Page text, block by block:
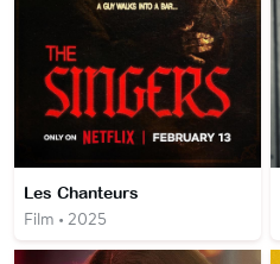
Les Chanteurs
Film • 2025